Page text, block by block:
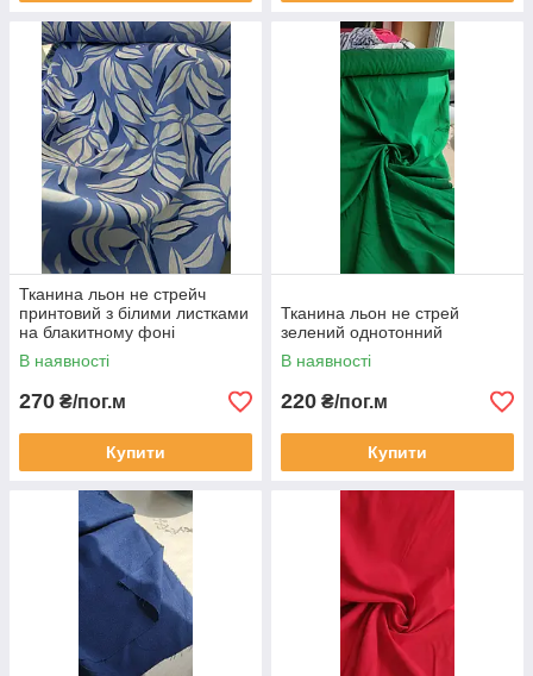
Тканина льон не стрейч
принтовий з білими листками
на блакитному фоні
В наявності
270 ₴/пог.м
Купити
Тканина льон не стрей
зелений однотонний
В наявності
220 ₴/пог.м
Купити